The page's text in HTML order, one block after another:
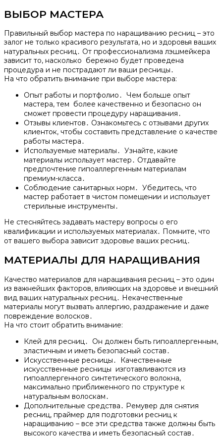
ВЫБОР МАСТЕРА
Правильный выбор мастера по наращиванию ресниц – это
залог не только красивого результата, но и здоровья ваших
натуральных ресниц․ От профессионализма лэшмейкера
зависит то, насколько бережно будет проведена
процедура и не пострадают ли ваши ресницы․
На что обратить внимание при выборе мастера:
Опыт работы и портфолио․ Чем больше опыт
мастера, тем более качественно и безопасно он
сможет провести процедуру наращивания․
Отзывы клиентов․ Ознакомьтесь с отзывами других
клиенток, чтобы составить представление о качестве
работы мастера․
Используемые материалы․ Узнайте, какие
материалы использует мастер․ Отдавайте
предпочтение гипоаллергенным материалам
премиум-класса․
Соблюдение санитарных норм․ Убедитесь, что
мастер работает в чистом помещении и использует
стерильные инструменты․
Не стесняйтесь задавать мастеру вопросы о его
квалификации и используемых материалах․ Помните, что
от вашего выбора зависит здоровье ваших ресниц․
МАТЕРИАЛЫ ДЛЯ НАРАЩИВАНИЯ
Качество материалов для наращивания ресниц – это один
из важнейших факторов, влияющих на здоровье и внешний
вид ваших натуральных ресниц․ Некачественные
материалы могут вызвать аллергию, раздражение и даже
повреждение волосков․
На что стоит обратить внимание:
Клей для ресниц․ Он должен быть гипоаллергенным,
эластичным и иметь безопасный состав․
Искусственные ресницы․ Качественные
искусственные ресницы изготавливаются из
гипоаллергенного синтетического волокна,
максимально приближенного по структуре к
натуральным волоскам․
Дополнительные средства․ Ремувер для снятия
ресниц, праймер для подготовки ресниц к
наращиванию – все эти средства также должны быть
высокого качества и иметь безопасный состав․